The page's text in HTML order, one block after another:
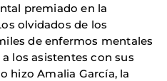
premiado en la
olvidados de los
de enfermos mentales
los asistentes con sus
hizo Amalia García, la